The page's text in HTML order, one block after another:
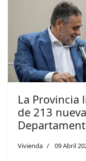
La Provincia
de 213
Vivienda 09 Abril